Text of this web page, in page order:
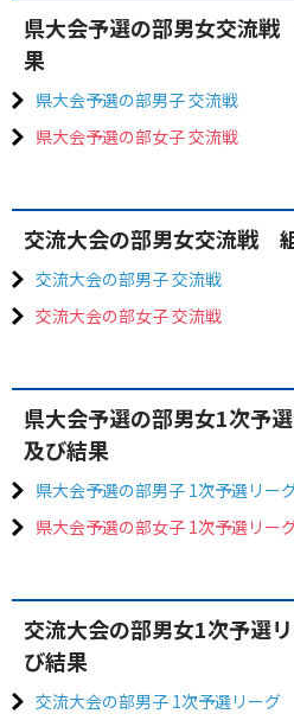
県大会予選の部男女交流
果
県大会予選の部男子 交流戦
県大会予選の部女子 交流戦
交流大会の部男女交流戦
交流大会の部男子 交流戦
交流大会の部女子 交流戦
県大会予選の部男女1次予
及び結果
県大会予選の部男子 1次予選リー
県大会予選の部女子 1次予選リー
交流大会の部男女1次予選
び結果
交流大会の部男子 1次予選リーグ